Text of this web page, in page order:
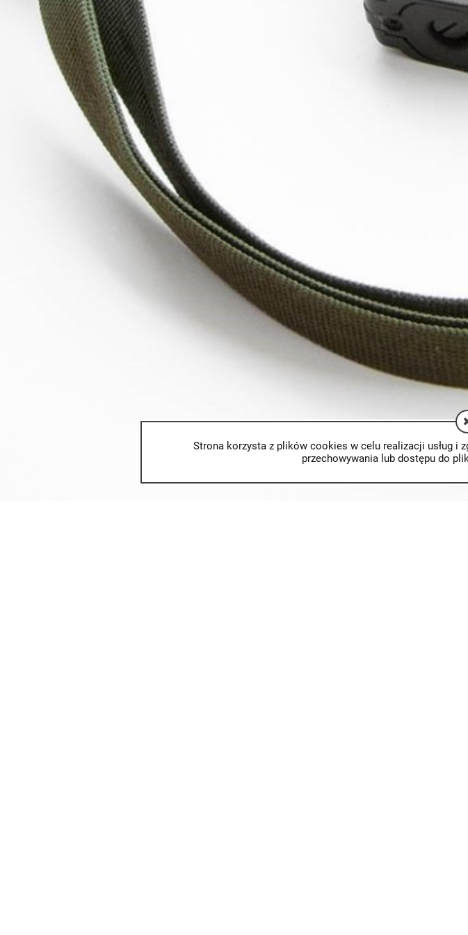
Strona korzysta z plików cookies w celu realizacji usług i
przechowywania lub dostępu do